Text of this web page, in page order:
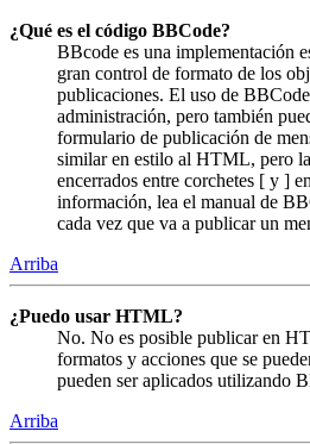
¿Qué es el código BBCode?
BBcode es una implementación
gran control de formato de los
publicaciones. El uso de
administración, pero también
formulario de publicación de
similar en estilo al HTML, pero
encerrados entre corchetes [ y ]
información, lea el manual de
cada vez que va a publicar un
Arriba
¿Puedo usar HTML?
No. No es posible publicar en
formatos y acciones que se
pueden ser aplicados utilizando
Arriba